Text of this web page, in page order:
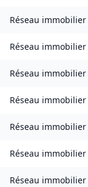
Réseau immobilier
Réseau immobilier
Réseau immobilier
Réseau immobilier
Réseau immobilier
Réseau immobilier
Réseau immobilier